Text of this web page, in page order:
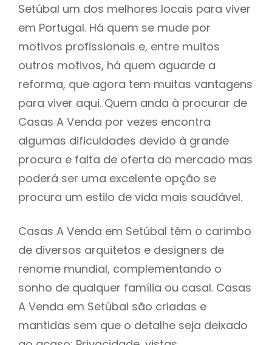
Setúbal um dos melhores locais para viver
em Portugal. Há quem se mude por
motivos profissionais e, entre muitos
outros motivos, há quem aguarde a
reforma, que agora tem muitas vantagens
para viver aqui. Quem anda à procurar de
Casas A Venda por vezes encontra
algumas dificuldades devido à grande
procura e falta de oferta do mercado mas
poderá ser uma excelente opção se
procura um estilo de vida mais saudável.
Casas A Venda em Setúbal têm o carimbo
de diversos arquitetos e designers de
renome mundial, complementando o
sonho de qualquer família ou casal. Casas
A Venda em Setúbal são criadas e
mantidas sem que o detalhe seja deixado